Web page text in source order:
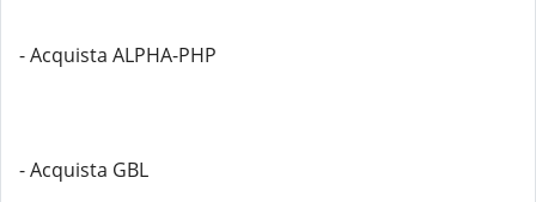
- Acquista ALPHA-PHP
- Acquista GBL